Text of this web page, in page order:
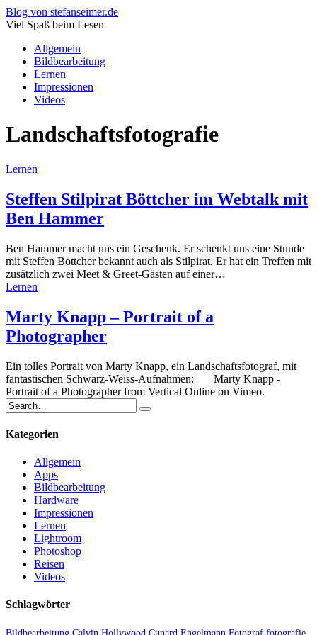
Blog von stefanseimer.de
Viel Spaß beim Lesen
Allgemein
Bildbearbeitung
Lernen
Impressionen
Videos
Landschaftsfotografie
Lernen
Steffen Stilpirat Böttcher im Webtalk mit
Ben Hammer
Ben Hammer macht uns ein Geschenk. Er schenkt uns eine Stunde
mit Steffen Böttcher bekannt auch als Stilpirat. Er hat ein Treffen mit
zusätzlich zwei Meet & Greet-Gästen auf einer…
Lernen
Marty Knapp – Portrait of a
Photographer
Ein tolles Portrait von Marty Knapp, ein Landschaftsfotograf, mit
fantastischen Schwarz-Weiss-Aufnahmen: Marty Knapp -
Portrait of a Photographer from Vertical Online on Vimeo.
Kategorien
Allgemein
Apps
Bildbearbeitung
Hardware
Impressionen
Lernen
Lightroom
Photoshop
Reisen
Videos
Schlagwörter